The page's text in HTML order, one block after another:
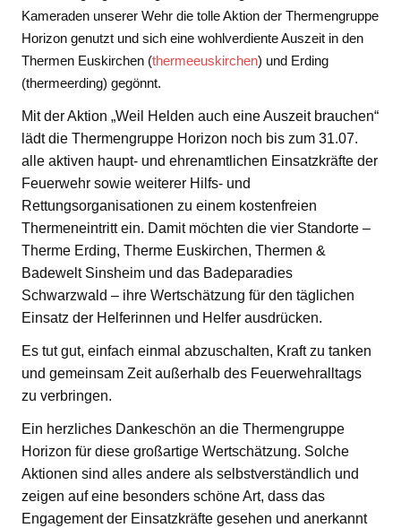
Kameraden unserer Wehr die tolle Aktion der Thermengruppe
Horizon genutzt und sich eine wohlverdiente Auszeit in den
Thermen Euskirchen (thermeeuskirchen) und Erding
(thermeerding) gegönnt.
Mit der Aktion „Weil Helden auch eine Auszeit brauchen“
lädt die Thermengruppe Horizon noch bis zum 31.07.
alle aktiven haupt- und ehrenamtlichen Einsatzkräfte der
Feuerwehr sowie weiterer Hilfs- und
Rettungsorganisationen zu einem kostenfreien
Thermeneintritt ein. Damit möchten die vier Standorte –
Therme Erding, Therme Euskirchen, Thermen &
Badewelt Sinsheim und das Badeparadies
Schwarzwald – ihre Wertschätzung für den täglichen
Einsatz der Helferinnen und Helfer ausdrücken.
Es tut gut, einfach einmal abzuschalten, Kraft zu tanken
und gemeinsam Zeit außerhalb des Feuerwehralltags
zu verbringen.
Ein herzliches Dankeschön an die Thermengruppe
Horizon für diese großartige Wertschätzung. Solche
Aktionen sind alles andere als selbstverständlich und
zeigen auf eine besonders schöne Art, dass das
Engagement der Einsatzkräfte gesehen und anerkannt